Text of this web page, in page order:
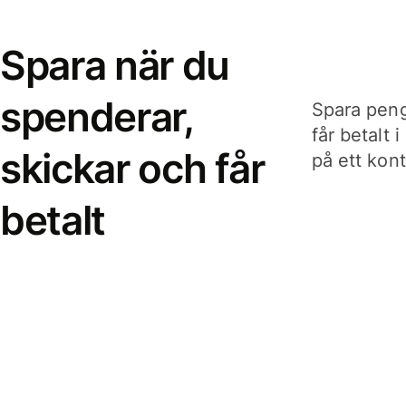
Spara när du
spenderar,
skickar och får
betalt
Spara
får betalt i
på ett